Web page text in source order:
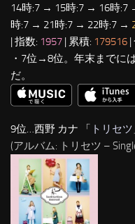
14時:7 → 15時:7 → 16時
時:7 → 21時:7 → 22時:7 →
| 指数: 1957 | 累積: 179516 |
・7位→8位。年末までに
だ。
9位…西野 カナ 「 トリセツ
(アルバム: トリセツ –